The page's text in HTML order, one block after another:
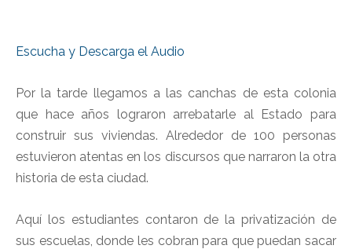
Escucha y Descarga el Audio
Por la tarde llegamos a las canchas de esta colonia
que hace años lograron arrebatarle al Estado para
construir sus viviendas. Alrededor de 100 personas
estuvieron atentas en los discursos que narraron la otra
historia de esta ciudad.
Aquí los estudiantes contaron de la privatización de
sus escuelas, donde les cobran para que puedan sacar